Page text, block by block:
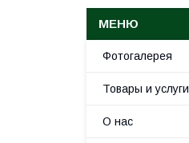
Фотогалерея
Товары и услуги
О нас